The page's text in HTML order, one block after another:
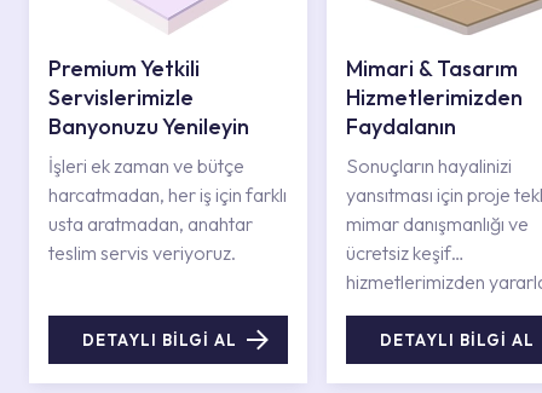
Premium Yetkili
Servislerimizle
Banyonuzu Yenileyin
İşleri ek zaman ve bütçe
harcatmadan, her iş için farklı
usta aratmadan, anahtar
teslim servis veriyoruz.
DETAYLI BİLGİ AL
Mimari & Tasarım
Hizmetlerimizden
Faydalanın
Sonuçların hayalinizi
yansıtması için proje
mimar danışmanlığı ve
ücretsiz keşif
hizmetlerimizden
DETAYLI BİLGİ AL